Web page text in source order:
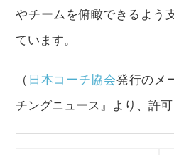
やチームを俯瞰できるよう
ています。
（ 日本コーチ協会発行のメ
チングニュース』より、許可